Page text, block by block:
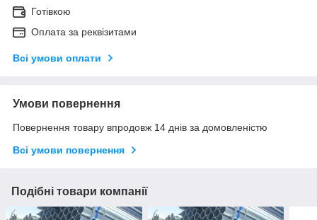
Готівкою
Оплата за реквізитами
Всі умови оплати
Умови повернення
Повернення товару впродовж 14 днів за домовленістю
Всі умови повернення
Подібні товари компанії